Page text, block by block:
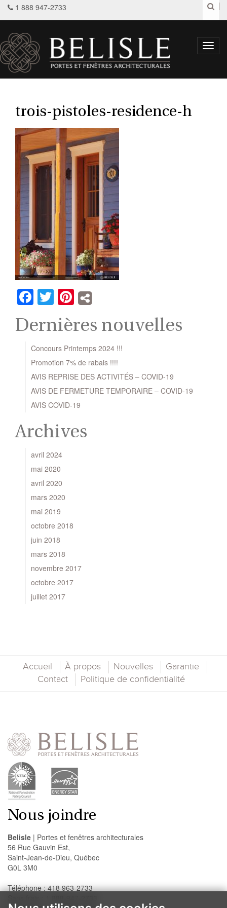
1 888 947-2733
trois-pistoles-residence-h
Facebook
TwitterPinterest
Dernières nouvelles
Concours Printemps 2024 !!!
Promotion 7% de rabais !!!!
AVIS REPRISE DES ACTIVITÉS – COVID-19
AVIS DE FERMETURE TEMPORAIRE – COVID-19
AVIS COVID-19
Archives
avril 2024
mai 2020
avril 2020
mars 2020
mai 2019
octobre 2018
juin 2018
mars 2018
novembre 2017
octobre 2017
juillet 2017
Accueil À propos Nouvelles
Garantie
Contact
Politique de confidentialité
Nous joindre
Belisle | Portes et fenêtres architecturales
56 Rue Gauvin Est,
Saint-Jean-de-Dieu, Québec
G0L 3M0
Téléphone : 418 963-2733